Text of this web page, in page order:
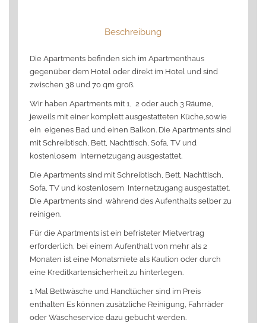
Beschreibung
Die Apartments befinden sich im Apartmenthaus
gegenüber dem Hotel oder direkt im Hotel und sind
zwischen 38 und 70 qm groß.
Wir haben Apartments mit 1, 2 oder auch 3 Räume,
jeweils mit einer komplett ausgestatteten Küche,sowie
ein eigenes Bad und einen Balkon. Die Apartments sind
mit Schreibtisch, Bett, Nachttisch, Sofa, TV und
kostenlosem Internetzugang ausgestattet.
Die Apartments sind mit Schreibtisch, Bett, Nachttisch,
Sofa, TV und kostenlosem Internetzugang ausgestattet.
Die Apartments sind während des Aufenthalts selber zu
reinigen.
Für die Apartments ist ein befristeter Mietvertrag
erforderlich, bei einem Aufenthalt von mehr als 2
Monaten ist eine Monatsmiete als Kaution oder durch
eine Kreditkartensicherheit zu hinterlegen.
1 Mal Bettwäsche und Handtücher sind im Preis
enthalten Es können zusätzliche Reinigung, Fahrräder
oder Wäscheservice dazu gebucht werden.